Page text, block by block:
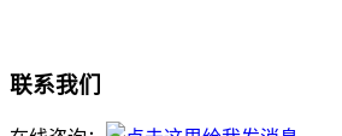
联系我们